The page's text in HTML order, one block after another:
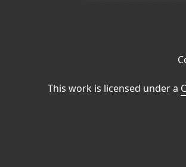
This work is licensed under a